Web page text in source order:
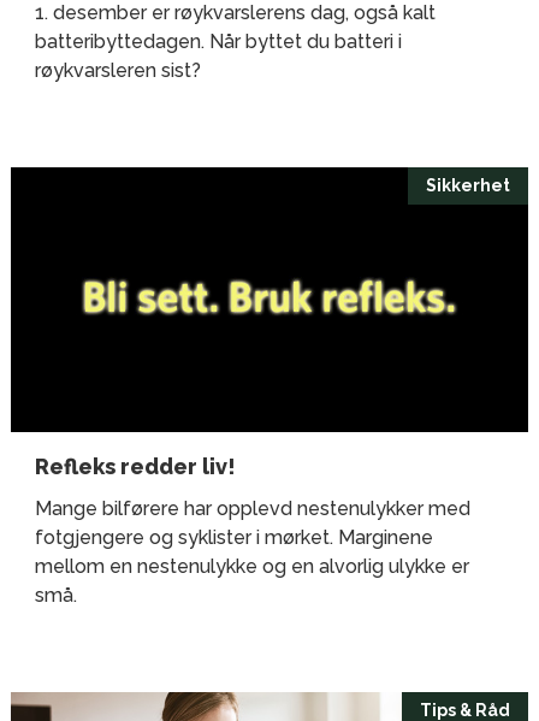
1. desember er røykvarslerens dag, også kalt
batteribyttedagen. Når byttet du batteri i
røykvarsleren sist?
Sikkerhet
Refleks redder liv!
Mange bilførere har opplevd nestenulykker med
fotgjengere og syklister i mørket. Marginene
mellom en nestenulykke og en alvorlig ulykke er
små.
Tips & Råd